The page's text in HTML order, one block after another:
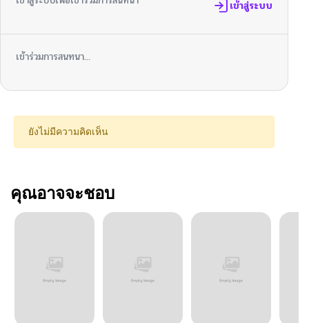
เข้าสู่ระบบ
เข้าร่วมการสนทนา...
ยังไม่มีความคิดเห็น
คุณอาจจะชอบ